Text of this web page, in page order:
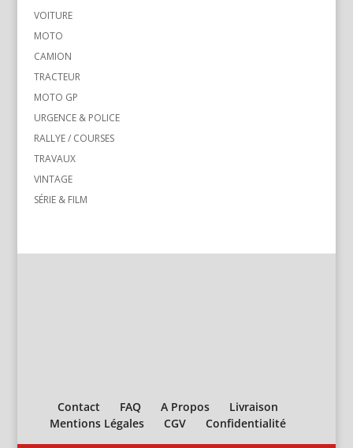
VOITURE
MOTO
CAMION
TRACTEUR
MOTO GP
URGENCE & POLICE
RALLYE / COURSES
TRAVAUX
VINTAGE
SÉRIE & FILM
Contact FAQ A Propos
Livraison
Mentions Légales
CGV Confidentialité